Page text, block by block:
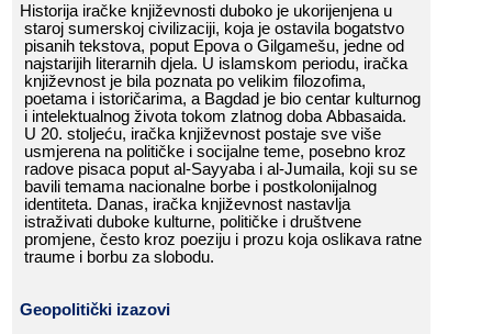
Historija​​ iračke​​ književnosti​​ duboko​​ je​​ ukorijenjena​​ u​​
staroj​​ sumerskoj​​ civilizaciji,​​ koja​​ je​​ ostavila​​ bogatstvo​​
pisanih​​ tekstova,​​ poput​​ Epova​​ o​​ Gilgamešu,​​ jedne​​ od​​
najstarijih​​ literarnih​​ djela.​​ U​​ islamskom​​ periodu,​​ iračka​​
književnost​​ je​​ bila​​ poznata​​ po​​ velikim​​ filozofima,​​
poetama​​ i​​ istoričarima,​​ a​​ Bagdad​​ je​​ bio​​ centar​​ kulturnog​​
i​​ intelektualnog​​ života​​ tokom​​ zlatnog​​ doba​​ Abbasaida.​​
U​​ 20.​​ stoljeću,​​ iračka​​ književnost​​ postaje​​ sve​​ više​​
usmjerena​​ na​​ političke​​ i​​ socijalne​​ teme,​​ posebno​​ kroz​​
radove​​ pisaca​​ poput​​ al-Sayyaba​​ i​​ al-Jumaila,​​ koji​​ su​​ se​​
bavili​​ temama​​ nacionalne​​ borbe​​ i​​ postkolonijalnog​​
identiteta.​​ Danas,​​ iračka​​ književnost​​ nastavlja​​
istraživati​​ duboke​​ kulturne,​​ političke​​ i​​ društvene​​
promjene,​​ često​​ kroz​​ poeziju​​ i​​ prozu​​ koja​​ oslikava​​ ratne​​
traume​​ i​​ borbu​​ za​​ slobodu.
Geopolitički​​ izazovi